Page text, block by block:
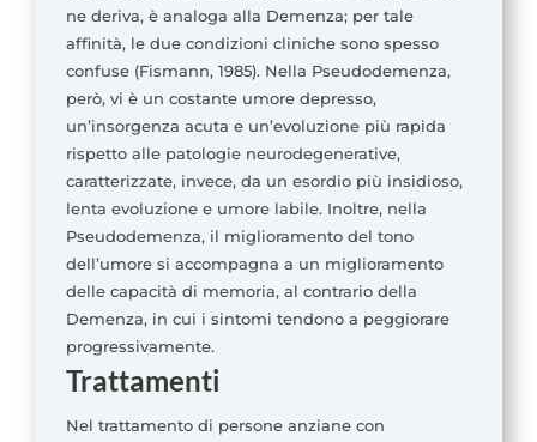
ne deriva, è analoga alla Demenza; per tale
affinità, le due condizioni cliniche sono spesso
confuse (Fismann, 1985). Nella Pseudodemenza,
però, vi è un costante umore depresso,
un’insorgenza acuta e un’evoluzione più rapida
rispetto alle patologie neurodegenerative,
caratterizzate, invece, da un esordio più insidioso,
lenta evoluzione e umore labile. Inoltre, nella
Pseudodemenza, il miglioramento del tono
dell’umore si accompagna a un miglioramento
delle capacità di memoria, al contrario della
Demenza, in cui i sintomi tendono a peggiorare
progressivamente.
Trattamenti
Nel trattamento di persone anziane con